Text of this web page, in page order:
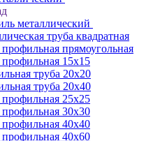
металлический
труба квадратная
прямоугольная
профильная 15х15
труба 20х20
труба 20х40
профильная 25х25
профильная 30x30
профильная 40х40
профильная 40х60